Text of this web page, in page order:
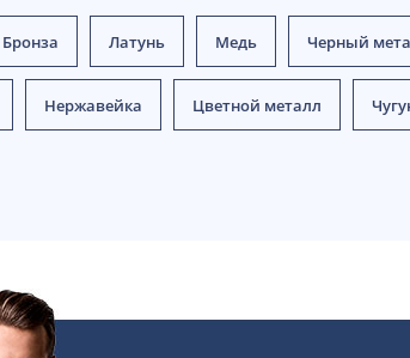
Бронза Латунь Медь Черный
Нержавейка Цветной металл